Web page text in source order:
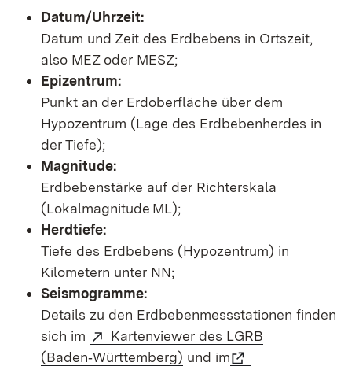
Datum/Uhrzeit:
Datum und Zeit des Erdbebens in Ortszeit,
also MEZ oder MESZ;
Epizentrum:
Punkt an der Erdoberfläche über dem
Hypozentrum (Lage des Erdbebenherdes in
der Tiefe);
Magnitude:
Erdbebenstärke auf der Richterskala
(Lokalmagnitude ML);
Herdtiefe:
Tiefe des Erdbebens (Hypozentrum) in
Kilometern unter NN;
Seismogramme:
Details zu den Erdbebenmessstationen finden
sich im
Kartenviewer des LGRB
(Baden‑Württemberg) und im